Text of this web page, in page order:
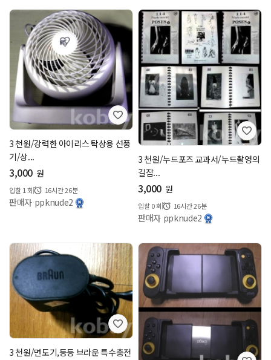
3 천원/강력한 아이리스 탁상용 선풍
기/상...
3,000 원
입찰 1 회 16시간 26분
판매자 ppknude2
3 천원/누드포즈 교과서/누드촬영의
길잡...
3,000 원
입찰 0회 16시간 26분
판매자 ppknude2
3 천원/면도기,등등 브라운 특수충전